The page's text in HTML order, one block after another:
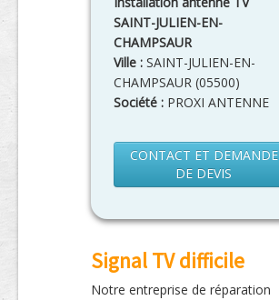
SAINT-JULIEN-EN-
CHAMPSAUR
Ville : SAINT-JULIEN-EN-
CHAMPSAUR (05500)
Société : PROXI ANTENNE
CONTACT ET DEMANDE
DE DEVIS
Signal TV difficile
Notre entreprise de réparation